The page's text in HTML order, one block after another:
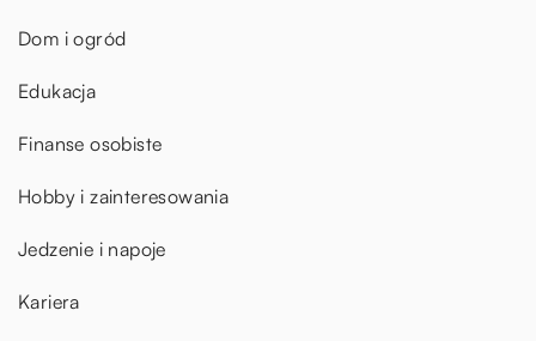
Dom i ogród
Edukacja
Finanse osobiste
Hobby i zainteresowania
Jedzenie i napoje
Kariera